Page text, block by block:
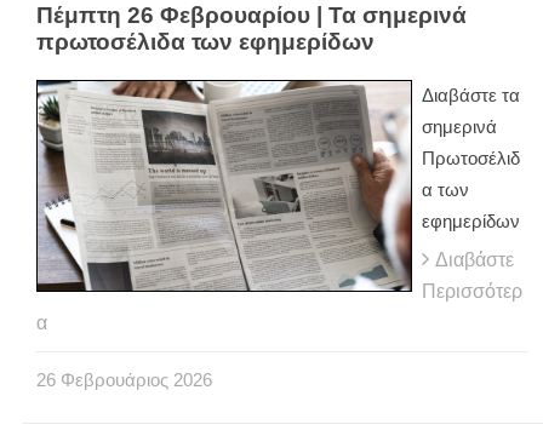
Πέμπτη 26 Φεβρουαρίου | Τα σημερινά
πρωτοσέλιδα των εφημερίδων
Διαβάστε τα
σημερινά
Πρωτοσέλιδ
α των
εφημερίδων
Διαβάστε
Περισσότερ
α
26 Φεβρουάριος 2026